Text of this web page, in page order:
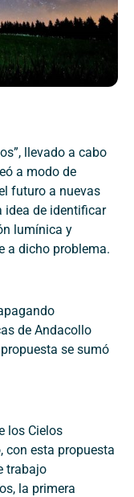
llevado a cabo
a modo de
futuro a nuevas
idea de identificar
lumínica y
a dicho problema.
de Andacollo
se sumó
los Cielos
con esta propuesta
trabajo
la primera